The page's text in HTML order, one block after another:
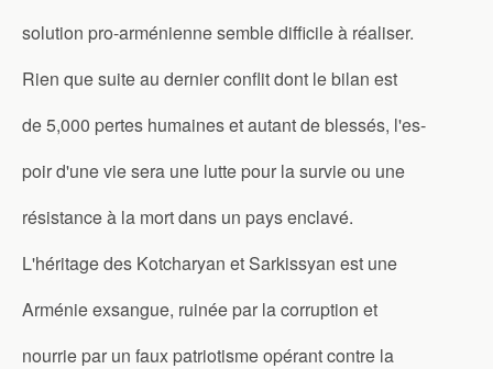
solution pro-arménienne semble difficile à réaliser.
Rien que suite au dernier conflit dont le bilan est
de 5,000 pertes humaines et autant de blessés, l'es-
poir d'une vie sera une lutte pour la survie ou une
résistance à la mort dans un pays enclavé.
L'héritage des Kotcharyan et Sarkissyan est une
Arménie exsangue, ruinée par la corruption et
nourrie par un faux patriotisme opérant contre la